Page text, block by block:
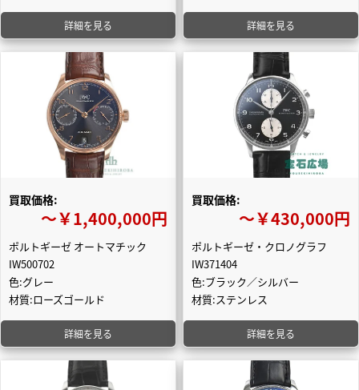
詳細を見る 詳細を見る
買取価格:
〜￥1,400,000円
ポルトギーゼ オートマチック
IW500702
色:グレー
材質:ローズゴールド
詳細を見る
買取価格:
〜￥430,000円
ポルトギーゼ・クロノグラフ
IW371404
色:ブラック／シルバー
材質:ステンレス
詳細を見る